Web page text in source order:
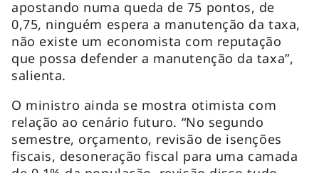
apostando numa queda de 75 pontos, de
0,75, ninguém espera a manutenção da taxa,
não existe um economista com reputação
que possa defender a manutenção da taxa”,
salienta.
O ministro ainda se mostra otimista com
relação ao cenário futuro. “No segundo
semestre, orçamento, revisão de isenções
fiscais, desoneração fiscal para uma camada